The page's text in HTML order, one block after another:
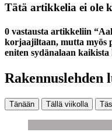
Tätä artikkelia ei ole
0 vastausta artikkeliin
korjaajiltaan, mutta myös
eniten sydänalaan
Rakennuslehden
Tänään Tällä viikolla